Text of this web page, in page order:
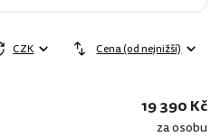
CZK Cena (od nejnižší)
19 390 Kč
za osobu